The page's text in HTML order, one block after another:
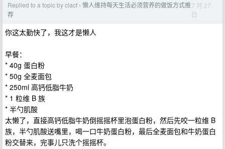
Replied to a topic by clacf › 懒人维持每天生活必须营养的做饭方式推
荐
7 月 27
日
你这太勤快了，我这才是懒人
早餐：
* 40g 蛋白粉
* 50g 全麦面包
* 250ml 高钙低脂牛奶
* 1 粒维 B 族
* 半勺肌酸
太懒了，直接高钙低脂牛奶倒摇摇杯里泡蛋白粉，然后先咬一粒维 B
族，半勺肌酸送嘴里，喝一口牛奶蛋白粉，最后全麦面包和牛奶蛋白
粉交替来，完事儿只洗个摇摇杯。